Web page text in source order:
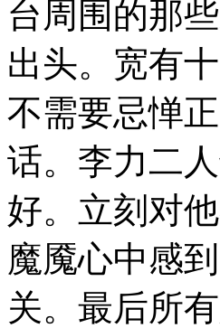
台周围的那
出头。宽有
不需要忌惮
话。李力二
好。立刻对
魔魇心中感
关。最后所